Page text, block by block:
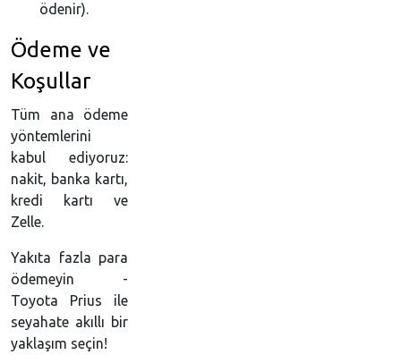
ödenir).
Ödeme ve
Koşullar
Tüm ana ödeme
yöntemlerini
kabul ediyoruz:
nakit, banka kartı,
kredi kartı ve
Zelle.
Yakıta fazla para
ödemeyin -
Toyota Prius ile
seyahate akıllı bir
yaklaşım seçin!